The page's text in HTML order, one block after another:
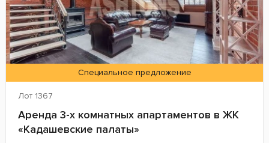
Специальное предложение
Лот 1367
Аренда 3-х комнатных апартаментов в ЖК
«Кадашевские палаты»